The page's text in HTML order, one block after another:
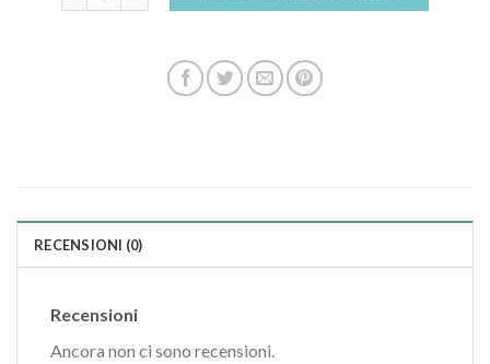
RECENSIONI (0)
Recensioni
Ancora non ci sono recensioni.